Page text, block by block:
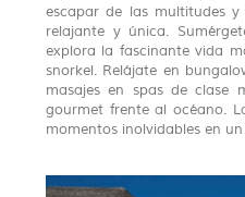
escapar de las multitudes
relajante y única.
explora la fascinante vida
snorkel. Relájate en
masajes en spas de clase
gourmet frente al océano.
momentos inolvidables en